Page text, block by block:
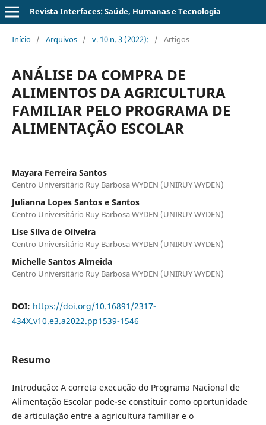
Revista Interfaces: Saúde, Humanas e Tecnologia
Início / Arquivos / v. 10 n. 3 (2022): / Artigos
ANÁLISE DA COMPRA DE
ALIMENTOS DA AGRICULTURA
FAMILIAR PELO PROGRAMA DE
ALIMENTAÇÃO ESCOLAR
Mayara Ferreira Santos
Centro Universitário Ruy Barbosa WYDEN (UNIRUY WYDEN)
Julianna Lopes Santos e Santos
Centro Universitário Ruy Barbosa WYDEN (UNIRUY WYDEN)
Lise Silva de Oliveira
Centro Universitário Ruy Barbosa WYDEN (UNIRUY WYDEN)
Michelle Santos Almeida
Centro Universitário Ruy Barbosa WYDEN (UNIRUY WYDEN)
DOI: https://doi.org/10.16891/2317-
434X.v10.e3.a2022.pp1539-1546
Resumo
Introdução: A correta execução do Programa Nacional de
Alimentação Escolar pode-se constituir como oportunidade
de articulação entre a agricultura familiar e o